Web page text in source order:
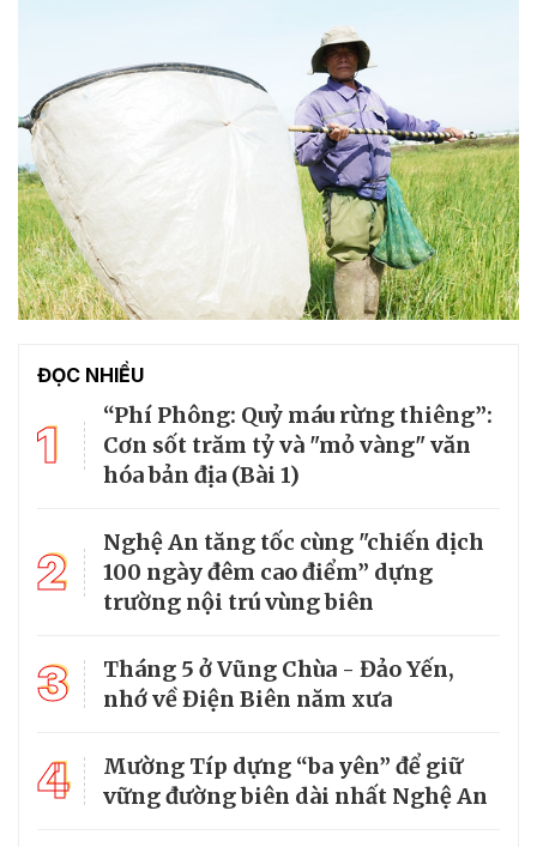
ĐỌC NHIỀU
1
“Phí Phông: Quỷ máu rừng thiêng”:
Cơn sốt trăm tỷ và "mỏ vàng" văn
hóa bản địa (Bài 1)
2
Nghệ An tăng tốc cùng "chiến dịch
100 ngày đêm cao điểm” dựng
trường nội trú vùng biên
3
Tháng 5 ở Vũng Chùa - Đảo Yến,
nhớ về Điện Biên năm xưa
4
Mường Típ dựng “ba yên” để giữ
vững đường biên dài nhất Nghệ An